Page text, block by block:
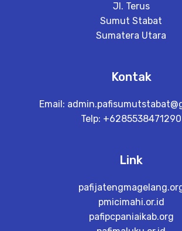
Jl. Terus
Sumut Stabat
Sumatera Utara
Kontak
Email:
Telp: +6285538471290
Link
pmicimahi.or.id
pafipcpaniaikab.org